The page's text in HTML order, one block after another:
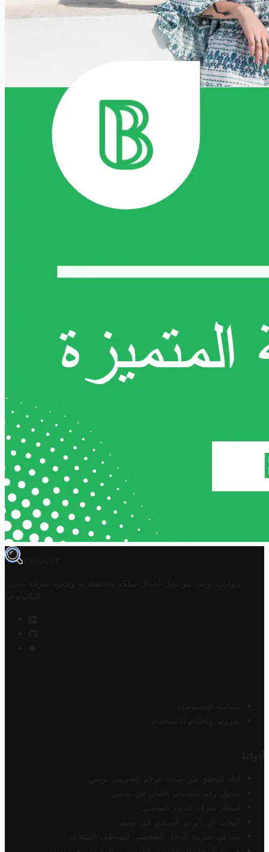
TROVIT
تروفيت تونس هو دليل أعمال تملكه وتحتفظ به وتديره
شركة مخزن
التكنولوجيا
سياسة الخصوصية
شروط وأحكام الاستخدام
أدواتنا
أداة التحقق من صحة الرقم الضريبي تونس
محول رقم الحساب الآيبان في تونس
أسعار صرف الدينار التونسي
البحث عن الرمز البريدي في تونس
محاكي ضريبة الدخل الشخصي للموظف/المتقاعد